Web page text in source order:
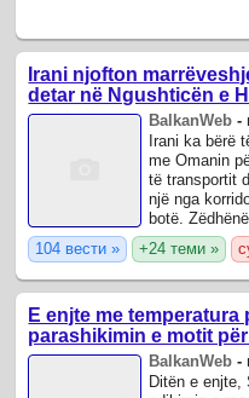
Irani njofton
detar në Ngushticën e
BalkanWeb -
Irani ka bërë
me Omanin
të transportit
një nga
botë.
Esmaeil
104 вести » +24 теми »
E enjte me
parashikimin e motit
BalkanWeb -
Ditën e enjte,